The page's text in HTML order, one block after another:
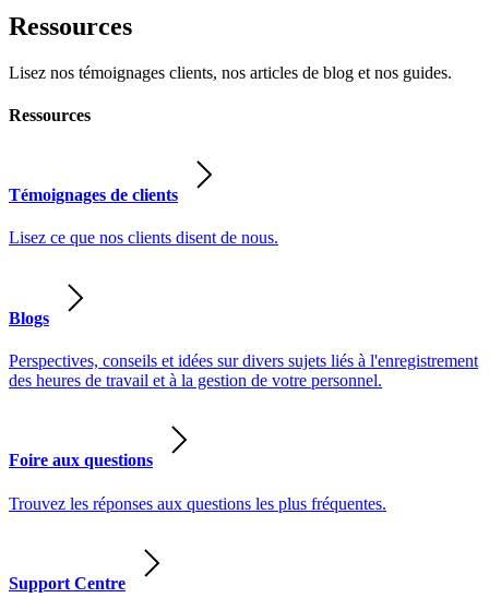
Ressources
Lisez nos témoignages clients, nos articles de blog et nos guides.
Ressources
Témoignages de clients
Lisez ce que nos clients disent de nous.
Blogs
Perspectives, conseils et idées sur divers sujets liés à l'enregistrement
des heures de travail et à la gestion de votre personnel.
Foire aux questions
Trouvez les réponses aux questions les plus fréquentes.
Support Centre